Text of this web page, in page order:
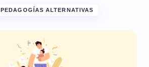
PEDAGOGÍAS ALTERNATIVAS